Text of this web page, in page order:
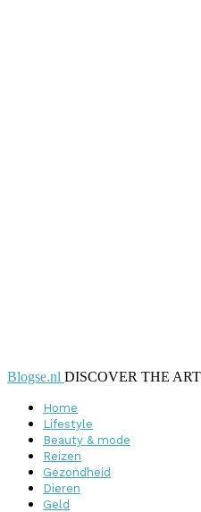
Blogse.nl DISCOVER THE
Home
Lifestyle
Beauty & mode
Reizen
Gezondheid
Dieren
Geld